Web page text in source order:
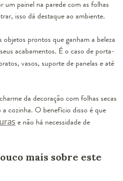
um painel na parede com as folhas
isso dá destaque ao ambiente.
prontos que ganham a beleza
acabamentos. É o caso de porta-
vasos, suporte de panelas e até
da decoração com folhas secas
cozinha. O benefício disso é que
e não há necessidade de
mais sobre este